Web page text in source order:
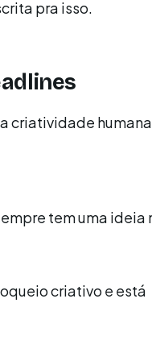
pra isso.
criatividade
tem uma ideia
criativo e está